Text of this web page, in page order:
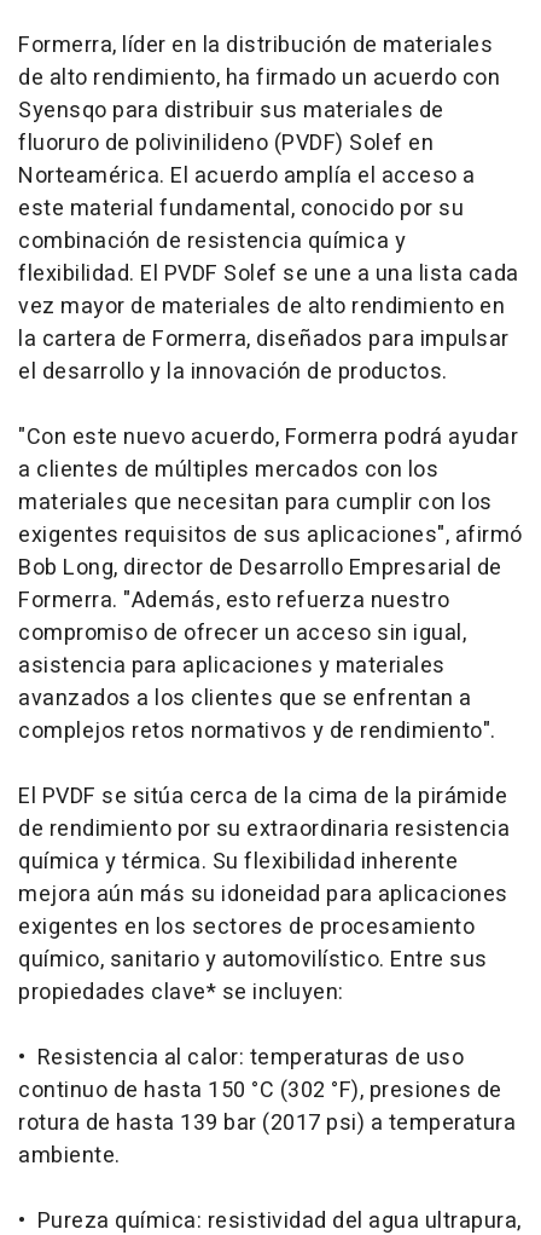
Formerra, líder en la distribución de materiales
de alto rendimiento, ha firmado un acuerdo con
Syensqo para distribuir sus materiales de
fluoruro de polivinilideno (PVDF) Solef en
Norteamérica. El acuerdo amplía el acceso a
este material fundamental, conocido por su
combinación de resistencia química y
flexibilidad. El PVDF Solef se une a una lista cada
vez mayor de materiales de alto rendimiento en
la cartera de Formerra, diseñados para impulsar
el desarrollo y la innovación de productos.
"Con este nuevo acuerdo, Formerra podrá ayudar
a clientes de múltiples mercados con los
materiales que necesitan para cumplir con los
exigentes requisitos de sus aplicaciones", afirmó
Bob Long, director de Desarrollo Empresarial de
Formerra. "Además, esto refuerza nuestro
compromiso de ofrecer un acceso sin igual,
asistencia para aplicaciones y materiales
avanzados a los clientes que se enfrentan a
complejos retos normativos y de rendimiento".
El PVDF se sitúa cerca de la cima de la pirámide
de rendimiento por su extraordinaria resistencia
química y térmica. Su flexibilidad inherente
mejora aún más su idoneidad para aplicaciones
exigentes en los sectores de procesamiento
químico, sanitario y automovilístico. Entre sus
propiedades clave* se incluyen:
• Resistencia al calor: temperaturas de uso
continuo de hasta 150 °C (302 °F), presiones de
rotura de hasta 139 bar (2017 psi) a temperatura
ambiente.
• Pureza química: resistividad del agua ultrapura,